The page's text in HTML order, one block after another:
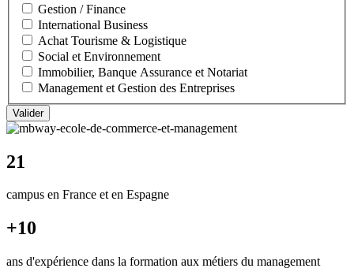
Gestion / Finance
International Business
Achat Tourisme & Logistique
Social et Environnement
Immobilier, Banque Assurance et Notariat
Management et Gestion des Entreprises
21
campus en France et en Espagne
+10
ans d'expérience dans la formation aux métiers du management